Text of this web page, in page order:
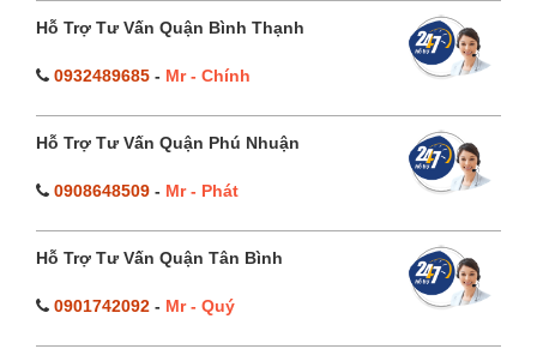
Hỗ Trợ Tư Vấn Quận Bình Thạnh
0932489685 - Mr - Chính
Hỗ Trợ Tư Vấn Quận Phú Nhuận
0908648509 - Mr - Phát
Hỗ Trợ Tư Vấn Quận Tân Bình
0901742092 - Mr - Quý